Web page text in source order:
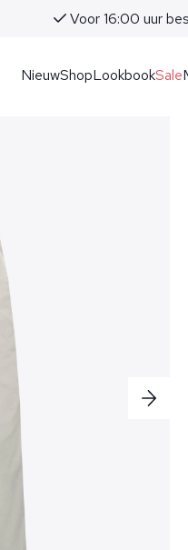
Voor 16:00 uur
NieuwShopLookbookSale